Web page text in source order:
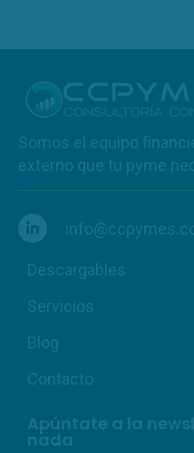
Somos el equipo
externo que tu pyme
Descargables
Servicios
Blog
Contacto
Apúntate a la
nada